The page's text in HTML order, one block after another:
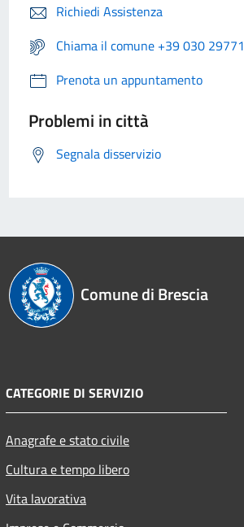
Richiedi Assistenza
Chiama il comune +39 030 29771
Prenota un appuntamento
Problemi in città
Segnala disservizio
Comune di Brescia
CATEGORIE DI SERVIZIO
Anagrafe e stato civile
Cultura e tempo libero
Vita lavorativa